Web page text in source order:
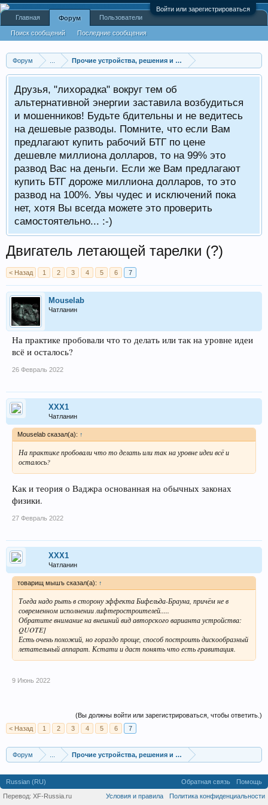
Войти или зарегистрироваться
Форум Прочие устройства, решения и технологии
Друзья, "лихорадка" вокруг тем об
альтернативной энергии заставила возбудиться
и мошенников! Будьте бдительны и не ведитесь
на дешевые разводы. Помните, что если Вам
предлагают купить рабочий БТГ по цене
дешевле миллиона долларов, то на 99% это
развод Вас на деньги. Если же Вам предлагают
купить БТГ дороже миллиона долларов, то это
развод на 100%. Увы чудес и исключений пока
нет, хотя Вы всегда можете это проверить
самостоятельно... :-)
Двигатель летающей тарелки (?)
< Назад 1 2 3 4 5 6 7
Mouselab
Чатланин
На практике пробовали что то делать или так на уровне идеи
всё и осталось?
26 Февраль 2022
XXX1
Чатланин
Mouselab сказал(а): ↑
На практике пробовали что то делать или так на уровне идеи всё и
осталось?
Как и теория о Ваджра основанная на обычных законах
физики.
27 Февраль 2022
XXX1
Чатланин
товарищ мышъ сказал(а): ↑
Тогда надо рыть в сторону эффекта Бифельда-Брауна, причём не в
современном исполнении лифтеростроителей.....
Обратите внимание на внешний вид авторского варианта устройства:
QUOTE]
Есть очень похожий, но гораздо проще, способ построить дискообразный
летательный аппарат. Кстати и даст понять что есть гравитация.
9 Июнь 2022
(Вы должны войти или зарегистрироваться, чтобы ответить.)
< Назад
1 2 3 4 5 6 7
Форум Прочие устройства, решения и технологии
Главная Форум
Поиск сообщений Последние сообщения
Пользователи
Russian (RU) Обратная связь
Помощь
Условия и правила
Политика конфиденциальности
Перевод: XF-Russia.ru